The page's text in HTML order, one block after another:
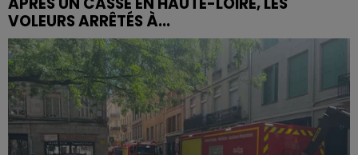
VOLEURS ARRÊTÉS À...